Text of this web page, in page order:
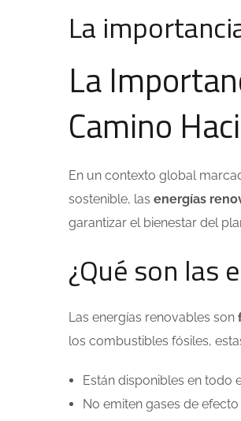
La
La
Camino
En un contexto global
sostenible, las energías
garantizar el bienestar del
¿Qué son las
Las energías renovables son
los combustibles fósiles,
Están disponibles en todo
No emiten gases de